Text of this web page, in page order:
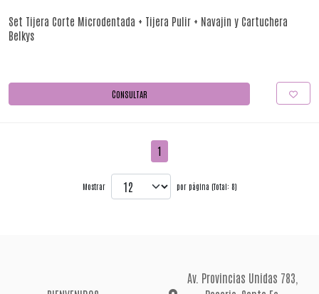
Set Tijera Corte Microdentada + Tijera Pulir + Navajin y Cartuchera
Belkys
CONSULTAR
1
Mostrar por página (Total: 8)
Av. Provincias Unidas 783,